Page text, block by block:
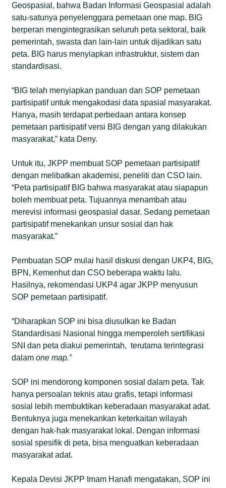
Geospasial, bahwa Badan Informasi Geospasial adalah
satu-satunya penyelenggara pemetaan one map. BIG
berperan mengintegrasikan seluruh peta sektoral, baik
pemerintah, swasta dan lain-lain untuk dijadikan satu
peta. BIG harus menyiapkan infrastruktur, sistem dan
standardisasi.
“BIG telah menyiapkan panduan dan SOP pemetaan
partisipatif untuk mengakodasi data spasial masyarakat.
Hanya, masih terdapat perbedaan antara konsep
pemetaan partisipatif versi BIG dengan yang dilakukan
masyarakat,” kata Deny.
Untuk itu, JKPP membuat SOP pemetaan partisipatif
dengan melibatkan akademisi, peneliti dan CSO lain.
“Peta partisipatif BIG bahwa masyarakat atau siapapun
boleh membuat peta. Tujuannya menambah atau
merevisi informasi geospasial dasar. Sedang pemetaan
partisipatif menekankan unsur sosial dan hak
masyarakat.”
Pembuatan SOP mulai hasil diskusi dengan UKP4, BIG,
BPN, Kemenhut dan CSO beberapa waktu lalu.
Hasilnya, rekomendasi UKP4 agar JKPP menyusun
SOP pemetaan partisipatif.
“Diharapkan SOP ini bisa diusulkan ke Badan
Standardisasi Nasional hingga memperoleh sertifikasi
SNI dan peta diakui pemerintah, terutama terintegrasi
dalamone map.”
SOP ini mendorong komponen sosial dalam peta. Tak
hanya persoalan teknis atau grafis, tetapi informasi
sosial lebih membuktikan keberadaan masyarakat adat.
Bentuknya juga menekankan keterkaitan wilayah
dengan hak-hak masyarakat lokal. Dengan informasi
sosial spesifik di peta, bisa menguatkan keberadaan
masyarakat adat.
Kepala Devisi JKPP Imam Hanafi mengatakan, SOP ini